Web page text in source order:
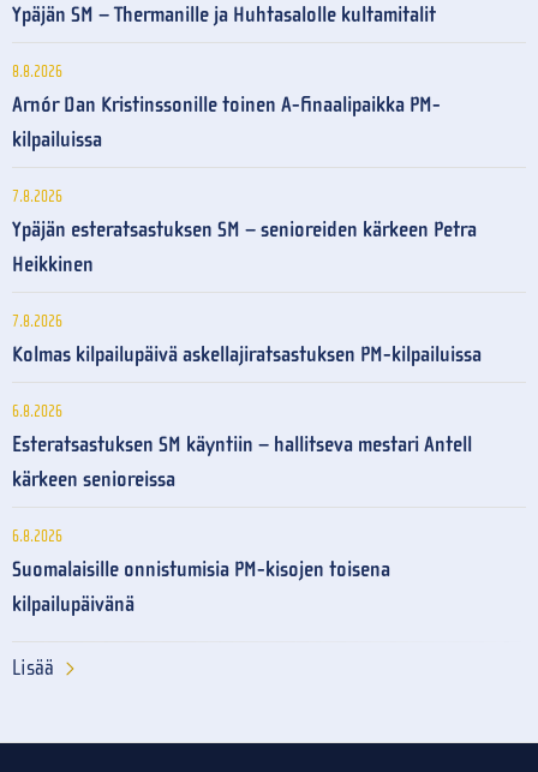
Ypäjän SM – Thermanille ja Huhtasalolle kultamitalit
8.8.2026
Arnór Dan Kristinssonille toinen A-finaalipaikka PM-
kilpailuissa
7.8.2026
Ypäjän esteratsastuksen SM – senioreiden kärkeen Petra
Heikkinen
7.8.2026
Kolmas kilpailupäivä askellajiratsastuksen PM-kilpailuissa
6.8.2026
Esteratsastuksen SM käyntiin – hallitseva mestari Antell
kärkeen senioreissa
6.8.2026
Suomalaisille onnistumisia PM-kisojen toisena
kilpailupäivänä
Lisää